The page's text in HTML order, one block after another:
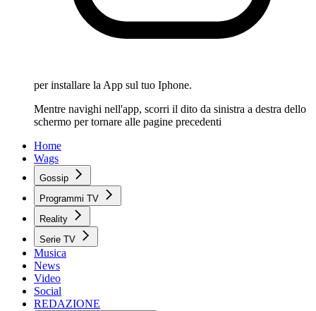
per installare la App sul tuo Iphone.
Mentre navighi nell'app, scorri il dito da sinistra a destra dello
schermo per tornare alle pagine precedenti
Home
Wags
Gossip
Programmi TV
Reality
Serie TV
Musica
News
Video
Social
REDAZIONE